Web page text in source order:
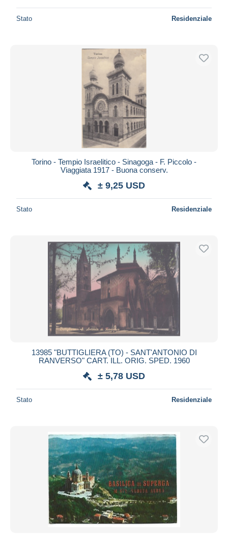
Stato Residenziale
Torino - Tempio Israelitico - Sinagoga - F. Piccolo -
Viaggiata 1917 - Buona conserv.
± 9,25 USD
Stato Residenziale
13985 "BUTTIGLIERA (TO) - SANT'ANTONIO DI
RANVERSO" CART. ILL. ORIG. SPED. 1960
± 5,78 USD
Stato Residenziale